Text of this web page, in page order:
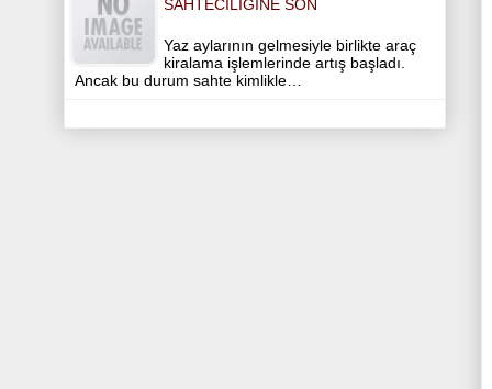
SAHTECILIĞINE SON
Yaz aylarının gelmesiyle birlikte araç
kiralama işlemlerinde artış başladı.
Ancak bu durum sahte kimlikle…